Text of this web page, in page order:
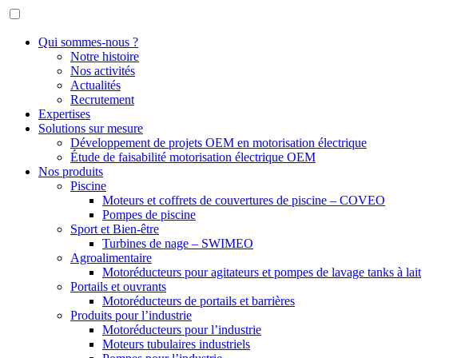
Qui sommes-nous ?
Notre histoire
Nos activités
Actualités
Recrutement
Expertises
Solutions sur mesure
Développement de projets OEM en motorisation électrique
Étude de faisabilité motorisation électrique OEM
Nos produits
Piscine
Moteurs et coffrets de couvertures de piscine – COVEO
Pompes de piscine
Sport et Bien-être
Turbines de nage – SWIMEO
Agroalimentaire
Motoréducteurs pour agitateurs et pompes de lavage tanks à lait
Portails et ouvrants
Motoréducteurs de portails et barrières
Produits pour l’industrie
Motoréducteurs pour l’industrie
Moteurs tubulaires industriels